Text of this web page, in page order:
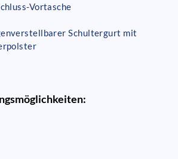
Vortasche
Schultergurt mit